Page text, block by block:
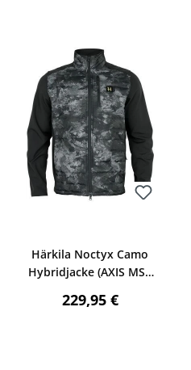
Härkila Noctyx Camo
Hybridjacke (AXIS MSP
Regulärer Preis:
229,95 €